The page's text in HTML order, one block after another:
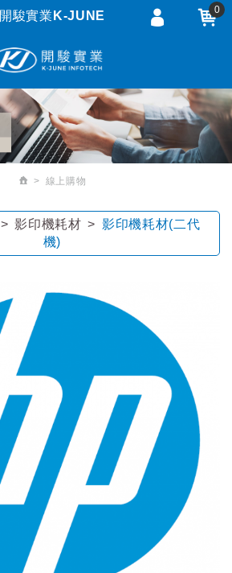
線上購物
影印機耗材
影印機耗材(二代
機)
開駿實業K-JUNE 0
會員登入
忘記密碼
訂單查詢
繁體中文